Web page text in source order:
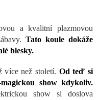
a kvalitní plazmovou
Tato koule dokáže
blesky.
více než století. Od teď si
show kdykoliv.
show si doslova